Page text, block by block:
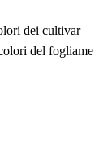
dei cultivar
del fogliame